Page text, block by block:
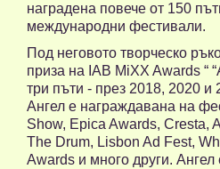
наградена повече от 150
международни фестивали.
Под неговото творческо
приза на IAB MiXX Awards “
три пъти - през 2018, 2020 и
Ангел е награждавана на
Show, Epica Awards, Cresta,
The Drum, Lisbon Ad Fest,
Awards и много други. Ангел